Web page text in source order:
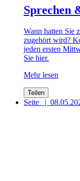
Sprechen
Wann hatten Sie
zugehört wird?
jeden ersten
Sie hier.
Mehr lesen
Teilen
Seite |